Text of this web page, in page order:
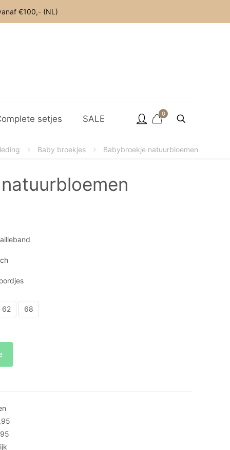
€100,- (NL)
setjes SALE 0
Baby broekjes Babybroekje natuurbloemen
62 68